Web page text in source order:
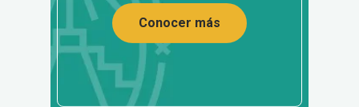
Conocer más